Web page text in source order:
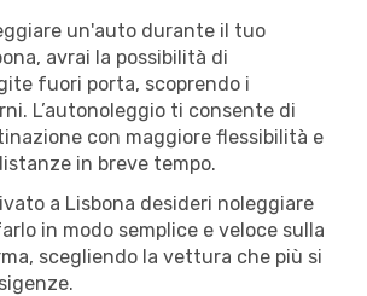
un'auto durante il tuo
avrai la possibilità di
fuori porta, scoprendo i
L’autonoleggio ti consente di
con maggiore flessibilità e
in breve tempo.
a Lisbona desideri noleggiare
in modo semplice e veloce sulla
scegliendo la vettura che più si